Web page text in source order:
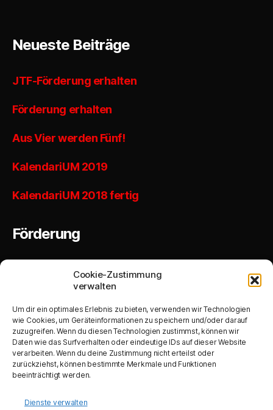
Cookie-Zustimmung
verwalten
Um dir ein optimales Erlebnis zu bieten, verwenden wir Technologien
wie Cookies, um Geräteinformationen zu speichern und/oder darauf
zuzugreifen. Wenn du diesen Technologien zustimmst, können wir
Daten wie das Surfverhalten oder eindeutige IDs auf dieser Website
verarbeiten. Wenn du deine Zustimmung nicht erteilst oder
zurückziehst, können bestimmte Merkmale und Funktionen
beeinträchtigt werden.
Dienste verwalten
Neueste Beiträge
JTF-Förderung erhalten
Förderung erhalten
Aus Vier werden Fünf!
KalendariUM 2019
KalendariUM 2018 fertig
Förderung
Produktive Investitionen von KMU
(DE-minimis) Ausbau der Kapazitäten
einer bestehenden Betriebsstätte
Anschaffung eines Schneidplotters, eines